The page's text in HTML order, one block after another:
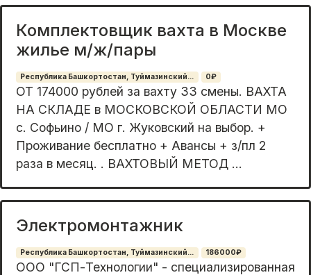
Комплектовщик вахта в Москве
жилье м/ж/пары
Республика Башкортостан, Туймазинский... 0₽
ОТ 174000 рублей за вахту 33 смены. ВАХТА
НА СКЛАДЕ в МОСКОВСКОЙ ОБЛАСТИ МО
с. Софьино / МО г. Жуковский на выбор. +
Проживание бесплатно + Авансы + з/пл 2
раза в месяц. . ВАХТОВЫЙ МЕТОД ...
Электромонтажник
Республика Башкортостан, Туймазинский... 186000₽
ООО "ГСП-Технологии" - специализированная